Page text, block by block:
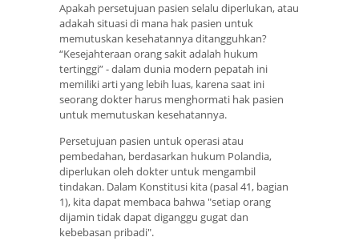
Apakah persetujuan pasien selalu diperlukan, atau
adakah situasi di mana hak pasien untuk
memutuskan kesehatannya ditangguhkan?
“Kesejahteraan orang sakit adalah hukum
tertinggi” - dalam dunia modern pepatah ini
memiliki arti yang lebih luas, karena saat ini
seorang dokter harus menghormati hak pasien
untuk memutuskan kesehatannya.
Persetujuan pasien untuk operasi atau
pembedahan, berdasarkan hukum Polandia,
diperlukan oleh dokter untuk mengambil
tindakan. Dalam Konstitusi kita (pasal 41, bagian
1), kita dapat membaca bahwa "setiap orang
dijamin tidak dapat diganggu gugat dan
kebebasan pribadi".